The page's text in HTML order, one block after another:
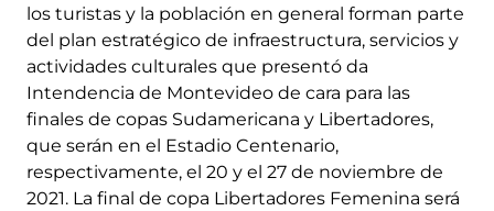
los turistas y la población en general forman parte
del plan estratégico de infraestructura, servicios y
actividades culturales que presentó da
Intendencia de Montevideo de cara para las
finales de copas Sudamericana y Libertadores,
que serán en el Estadio Centenario,
respectivamente, el 20 y el 27 de noviembre de
2021. La final de copa Libertadores Femenina será